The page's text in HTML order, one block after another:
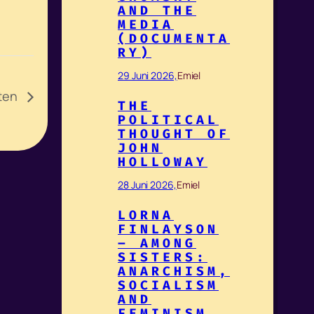
AND THE
MEDIA
(DOCUMENTA
RY)
29 Juni 2026,Emiel
THE
POLITICAL
THOUGHT OF
JOHN
HOLLOWAY
28 Juni 2026,Emiel
LORNA
FINLAYSON
– AMONG
SISTERS:
ANARCHISM,
SOCIALISM
AND